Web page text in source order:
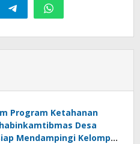
Program Ketahanan
Desa
Mendampingi Kelompok